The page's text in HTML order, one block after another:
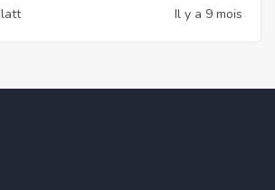
Il y a 9 mois